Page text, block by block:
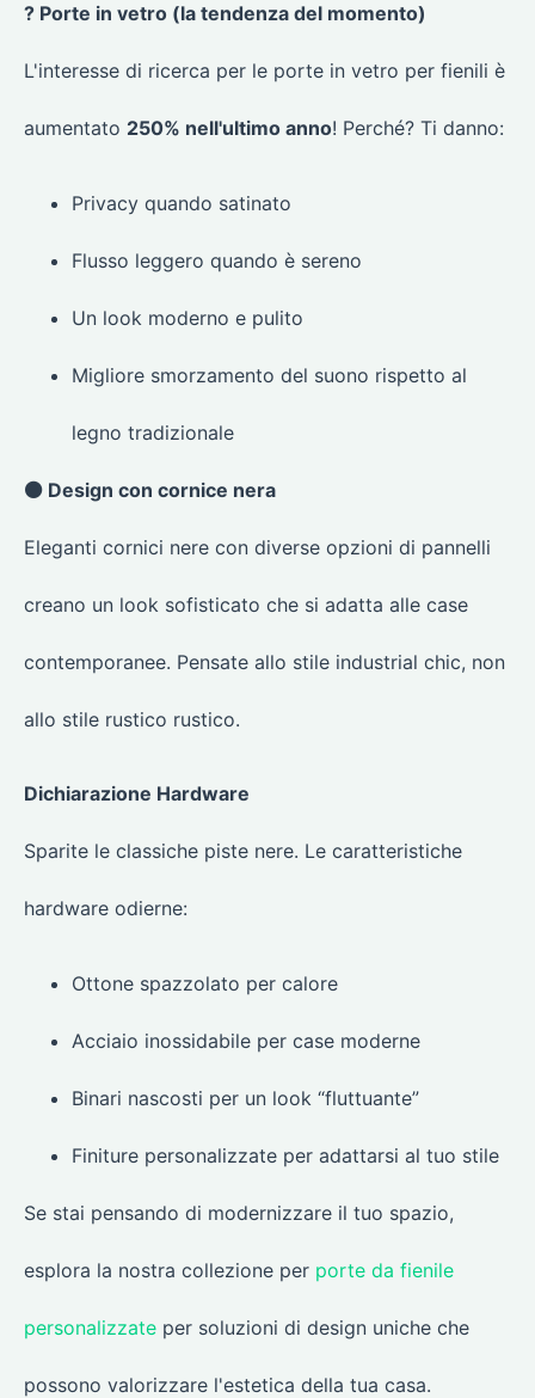
? Porte in vetro (la tendenza del momento)
L'interesse di ricerca per le porte in vetro per fienili è
aumentato 250% nell'ultimo anno! Perché? Ti danno:
Privacy quando satinato
Flusso leggero quando è sereno
Un look moderno e pulito
Migliore smorzamento del suono rispetto al
legno tradizionale
⚫ Design con cornice nera
Eleganti cornici nere con diverse opzioni di pannelli
creano un look sofisticato che si adatta alle case
contemporanee. Pensate allo stile industrial chic, non
allo stile rustico rustico.
Dichiarazione Hardware
Sparite le classiche piste nere. Le caratteristiche
hardware odierne:
Ottone spazzolato per calore
Acciaio inossidabile per case moderne
Binari nascosti per un look “fluttuante”
Finiture personalizzate per adattarsi al tuo stile
Se stai pensando di modernizzare il tuo spazio,
esplora la nostra collezione per porte da fienile
personalizzate per soluzioni di design uniche che
possono valorizzare l'estetica della tua casa.